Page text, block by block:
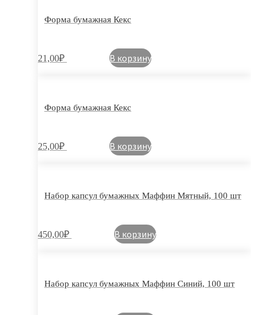
Форма бумажная Кекс
21,00₽ В корзину
Форма бумажная Кекс
25,00₽ В корзину
Набор капсул бумажных Маффин Мятный, 100 шт
450,00₽ В корзину
Набор капсул бумажных Маффин Синий, 100 шт